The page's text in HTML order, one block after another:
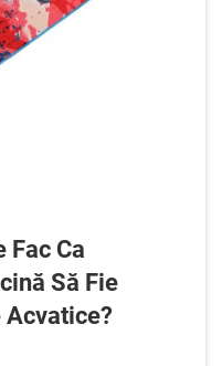
Fac Ca
Să Fie
Acvatice?